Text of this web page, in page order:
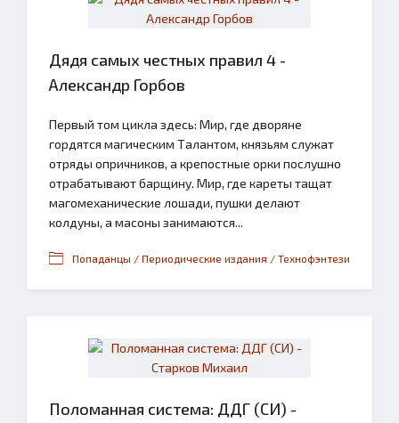
Дядя самых честных правил 4 -
Александр Горбов
Первый том цикла здесь: Мир, где дворяне
гордятся магическим Талантом, князьям служат
отряды опричников, а крепостные орки послушно
отрабатывают барщину. Мир, где кареты тащат
магомеханические лошади, пушки делают
колдуны, а масоны занимаются...
Попаданцы / Периодические издания / Технофэнтези
Поломанная система: ДДГ (СИ) -